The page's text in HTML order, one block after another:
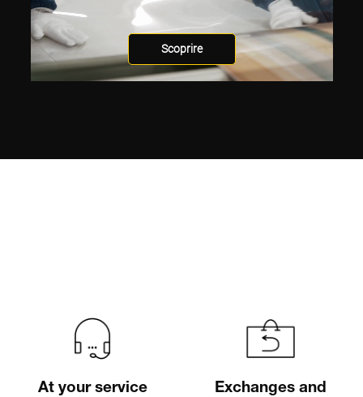
Scoprire
At your service
Exchanges and